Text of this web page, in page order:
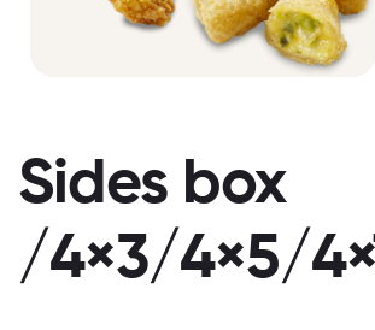
Sides box
/4×3/4×5/